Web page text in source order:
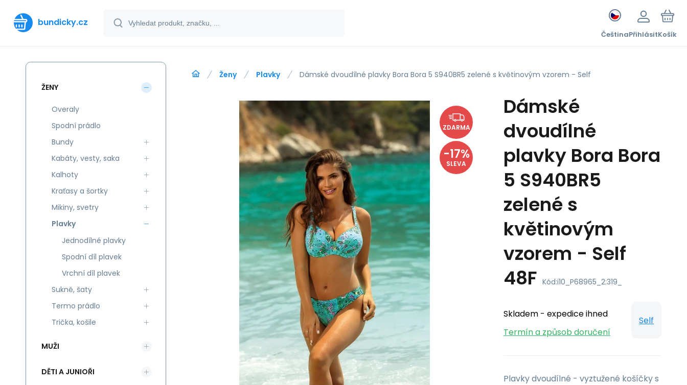
bundicky.cz
ČeštinaPřihlásitKošík
Ženy Plavky Dámské dvoudílné plavky Bora Bora 5 S940BR5 zelené s květinovým vzorem - Self
ZDARMA
-17%
SLEVA
Dámské
dvoudílné
plavky Bora Bora
5 S940BR5
zelené s
květinovým
vzorem - Self
48F Kód:i10_P68965_2:319_
Skladem - expedice ihned
Termín a způsob doručení
Self
Plavky dvoudílné - vyztužené košíčky s
ŽENY
Overaly
Spodní prádlo
Bundy
Kabáty, vesty, saka
Kalhoty
Kraťasy a šortky
Mikiny, svetry
Plavky
Jednodílné plavky
Spodní díl plavek
Vrchní díl plavek
Sukně, šaty
Termo prádlo
Trička, košile
MUŽI
DĚTI A JUNIOŘI